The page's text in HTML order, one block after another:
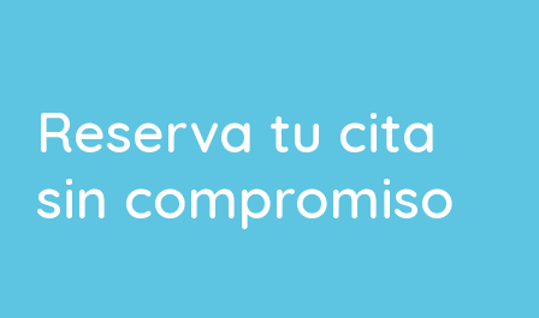
Reserva tu cita
sin compromiso